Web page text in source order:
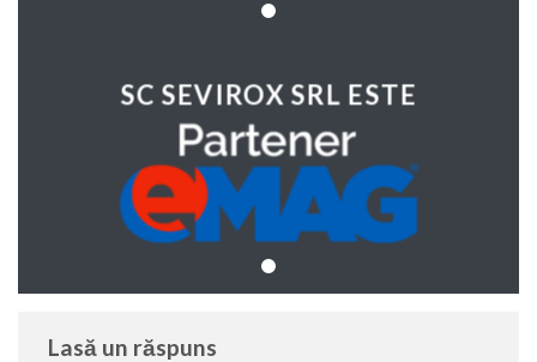
SC SEVIROX SRL ESTE
Lasă un răspuns